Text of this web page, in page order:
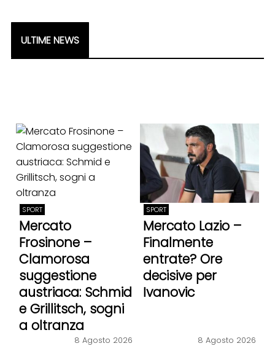
ULTIME NEWS
SPORT
Mercato
Frosinone –
Clamorosa
suggestione
austriaca: Schmid
e Grillitsch, sogni
a oltranza
8 Agosto 2026
SPORT
Mercato Lazio –
Finalmente
entrate? Ore
decisive per
Ivanovic
8 Agosto 2026